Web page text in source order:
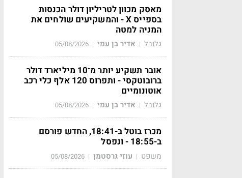
מאסק מכוון לטריליון דולר הכנסות
בספייס X - והמשקיעים שולחים את
המניה למטה
גלובל | אדיר בן עמי |
05/08/2026
אובר תשקיע יותר מ־10 מיליארד דולר
ברובוטקסי - ותפרוס 120 אלף כלי רכב
אוטונומיים
גלובל | אדיר בן עמי |
05/08/2026
מכרז בוטל ב-18:41, החדש פורסם
ב-18:55 - ונפסל
משפט | עוזי גרסטמן |
05/08/2026